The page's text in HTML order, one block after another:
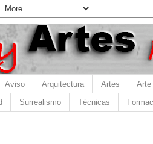
Aviso Arquitectura Artes Arte
Surrealismo Técnicas